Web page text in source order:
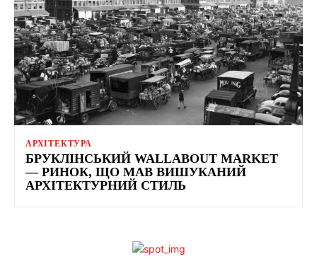
АРХІТЕКТУРА
БРУКЛІНСЬКИЙ WALLABOUT MARKET
— РИНОК, ЩО МАВ ВИШУКАНИЙ
АРХІТЕКТУРНИЙ СТИЛЬ